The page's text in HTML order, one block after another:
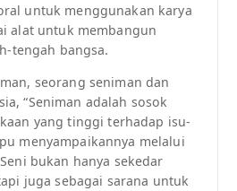
untuk menggunakan karya
alat untuk membangun
tengah bangsa.
seorang seniman dan
“Seniman adalah sosok
yang tinggi terhadap isu-
menyampaikannya melalui
bukan hanya sekedar
juga sebagai sarana untuk